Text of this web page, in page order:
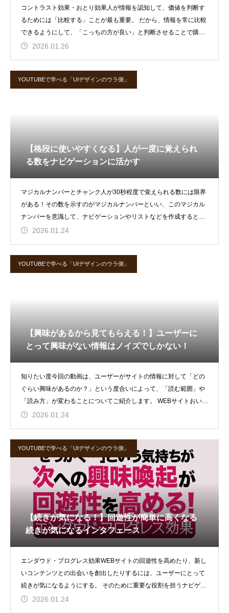
コントラスト効果・おとり効果人が情報を認知して、価値を判断す
るためには「比較する」ことが最も重要。 だから、情報を常に比較
できるようにして、「こっちの方が良い」と判断させることで購買
欲を高められ
2026.01.26
YOUTUBEで学べる「UIデザインのウラ側」
【格段に使いやすくなる】人が一度に覚えられ
る数をナビゲーションに活かす
マジカルナンバーとチャンク人が30秒程度で覚えられる数には限界
がある！その数を示すのがマジカルナンバーといい、このマジカル
ナンバーを意識して、ナビゲーションやリストなどを作成すると、
UIデザイン
2026.01.24
YOUTUBEで学べる「UIデザインのウラ側」
【興味があるから見てもらえる！】ユーザーに
とって興味がない情報はノイズでしかない！
知りたい度今回の動画は、ユーザーがサイトの情報に対して「どの
ぐらい興味があるのか？」という度合いによって、「読む範囲」や
「読み方」が変わることについてご紹介します。 WEBサイトおい
て、最も大切
2026.01.24
YOUTUBEで学べる「UIデザインのウラ側」
【続きが気になる！】回遊性が簡単に高くなる
続きが気になるインタフェース
エンダウド・プログレス効果WEBサイトの回遊性を高めたり、新し
いコンテンツとの出会いを創出したりするには、ユーザーにとって
続きが気になるようにする。 そのために重要な役割を担うナビゲー
ション機能
2026.01.24